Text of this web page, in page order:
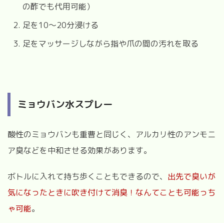
の酢でも代用可能）
足を10～20分浸ける
足をマッサージしながら指や爪の間の汚れを取る
ミョウバン水スプレー
酸性のミョウバンも重曹と同じく、アルカリ性のアンモニ
ア臭などを中和させる効果があります。
ボトルに入れて持ち歩くこともできるので、 出先で臭いが
気になったときに吹き付けて消臭！なんてことも可能っち
ゃ可能。